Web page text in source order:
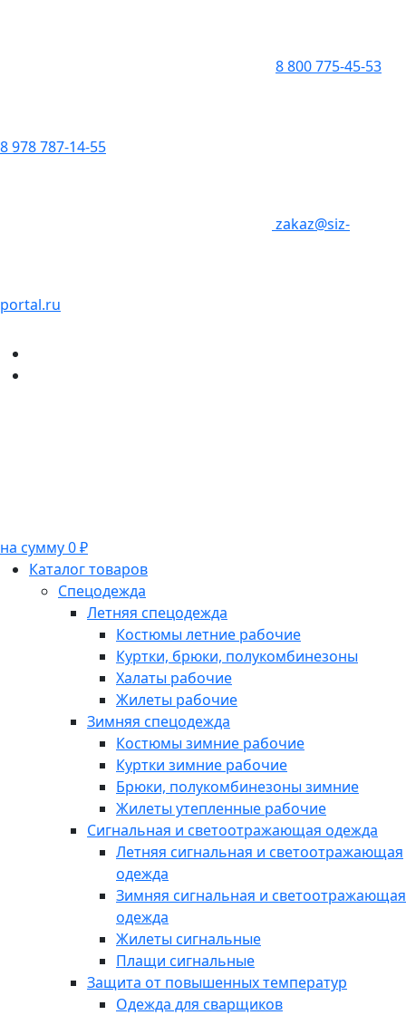
8 800 775-45-53
8 978 787-14-55
zakaz@siz-
portal.ru
на сумму 0 ₽
Каталог товаров
Спецодежда
Летняя спецодежда
Костюмы летние рабочие
Куртки, брюки, полукомбинезоны
Халаты рабочие
Жилеты рабочие
Зимняя спецодежда
Костюмы зимние рабочие
Куртки зимние рабочие
Брюки, полукомбинезоны зимние
Жилеты утепленные рабочие
Сигнальная и светоотражающая одежда
Летняя сигнальная и светоотражающая
одежда
Зимняя сигнальная и светоотражающая
одежда
Жилеты сигнальные
Плащи сигнальные
Защита от повышенных температур
Одежда для сварщиков